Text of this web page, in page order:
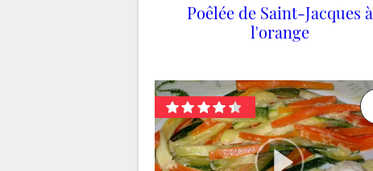
Poêlée de Saint-Jacques à
l'orange